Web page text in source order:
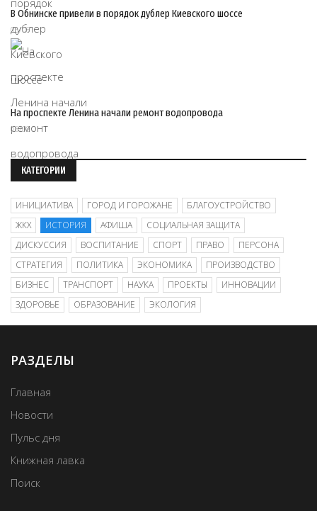
В Обнинске привели в порядок дублер Киевского шоссе
06/08
На проспекте Ленина начали ремонт водопровода
06/08
КАТЕГОРИИ
ИНИЦИАТИВА ГОРОД И ГОРОЖАНЕ
БЛАГОУСТРОЙСТВО
ЖКХ
ИСТОРИЯ АФИША
СОЦИАЛЬНАЯ ЗАЩИТА
ДИСКУССИЯ
ВОСПИТАНИЕ СПОРТ ПРАВО
ПЕРСОНА
СТРАТЕГИЯ
ПОЛИТИКА ЭКОНОМИКА
ПРОИЗВОДСТВО
БИЗНЕС
ТРАНСПОРТ НАУКА ПРОЕКТЫ
ИННОВАЦИИ
ЗДОРОВЬЕ
ОБРАЗОВАНИЕ ЭКОЛОГИЯ
РАЗДЕЛЫ
Главная
Новости
Пульс дня
Книжная лавка
Поиск